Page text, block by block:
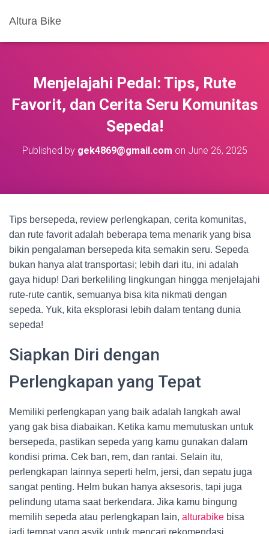
Altura Bike
Menjelajahi Pedal: Tips, Rute
Favorit, dan Cerita Seru Komunitas
Sepeda!
Published by gek4869@gmail.com on June 26, 2025
Tips bersepeda, review perlengkapan, cerita komunitas,
dan rute favorit adalah beberapa tema menarik yang bisa
bikin pengalaman bersepeda kita semakin seru. Sepeda
bukan hanya alat transportasi; lebih dari itu, ini adalah
gaya hidup! Dari berkeliling lingkungan hingga menjelajahi
rute-rute cantik, semuanya bisa kita nikmati dengan
sepeda. Yuk, kita eksplorasi lebih dalam tentang dunia
sepeda!
Siapkan Diri dengan
Perlengkapan yang Tepat
Memiliki perlengkapan yang baik adalah langkah awal
yang gak bisa diabaikan. Ketika kamu memutuskan untuk
bersepeda, pastikan sepeda yang kamu gunakan dalam
kondisi prima. Cek ban, rem, dan rantai. Selain itu,
perlengkapan lainnya seperti helm, jersi, dan sepatu juga
sangat penting. Helm bukan hanya aksesoris, tapi juga
pelindung utama saat berkendara. Jika kamu bingung
memilih sepeda atau perlengkapan lain, alturabike bisa
jadi tempat yang asyik untuk mencari rekomendasi.